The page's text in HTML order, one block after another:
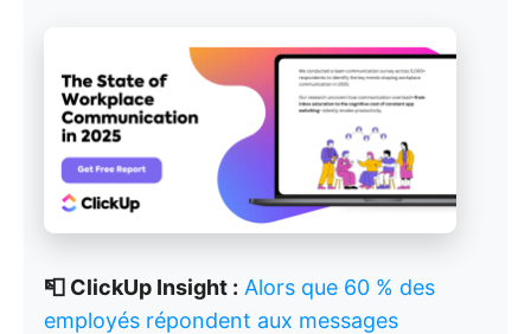
📮 ClickUp Insight : Alors que 60 % des
employés répondent aux messages